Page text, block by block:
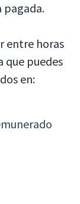
pagada.
entre horas
que puedes
en: